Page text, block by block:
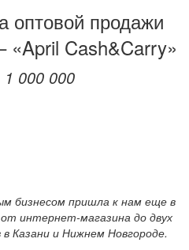
оптовой продажи
«April Cash&Carry»
000 000
бизнесом пришла к нам еще в
интернет-магазина до двух
Казани и Нижнем Новгороде.